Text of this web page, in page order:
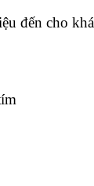
đến cho